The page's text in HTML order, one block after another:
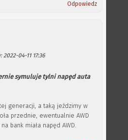
Odpowiedz
2022-04-11 17:36
symuluje tylni napęd auta
generacji, a taką jeździmy w
przednie, ewentualnie AWD
bank miała napęd AWD.